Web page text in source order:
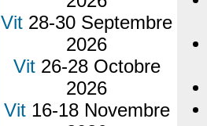
Vit 28-30 Septembre
2026
Vit26-28 Octobre
2026
Vit16-18 Novembre